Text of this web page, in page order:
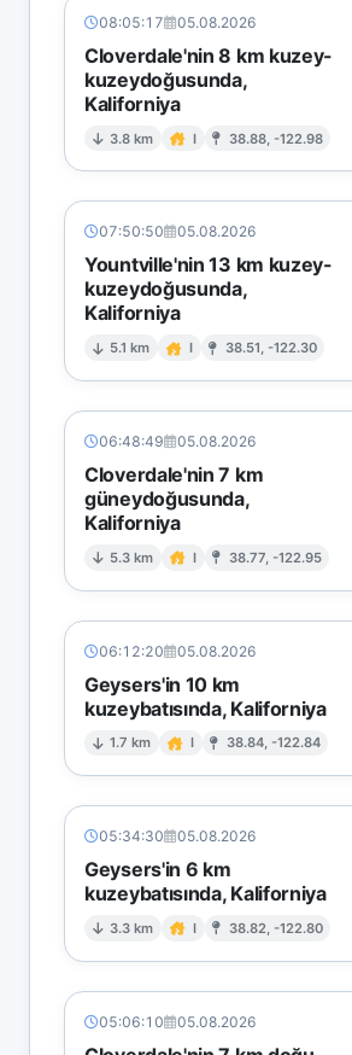
08:05:17 05.08.2026
Cloverdale'nin 8 km kuzey-
kuzeydoğusunda,
Kaliforniya
3.8 km I 38.88, -122.98
07:50:50 05.08.2026
Yountville'nin 13 km kuzey-
kuzeydoğusunda,
Kaliforniya
5.1 km I 38.51, -122.30
06:48:49 05.08.2026
Cloverdale'nin 7 km
güneydoğusunda,
Kaliforniya
5.3 km I 38.77, -122.95
06:12:20 05.08.2026
Geysers'in 10 km
kuzeybatısında, Kaliforniya
1.7 km I 38.84, -122.84
05:34:30 05.08.2026
Geysers'in 6 km
kuzeybatısında, Kaliforniya
3.3 km I 38.82, -122.80
05:06:10 05.08.2026